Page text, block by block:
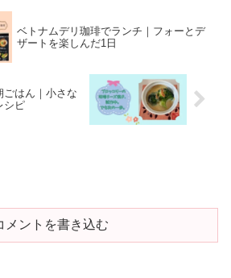
ベトナムデリ珈琲でランチ｜フォーとデ
ザートを楽しんだ1日
ごはん｜小さな
シピ
メントを書き込む